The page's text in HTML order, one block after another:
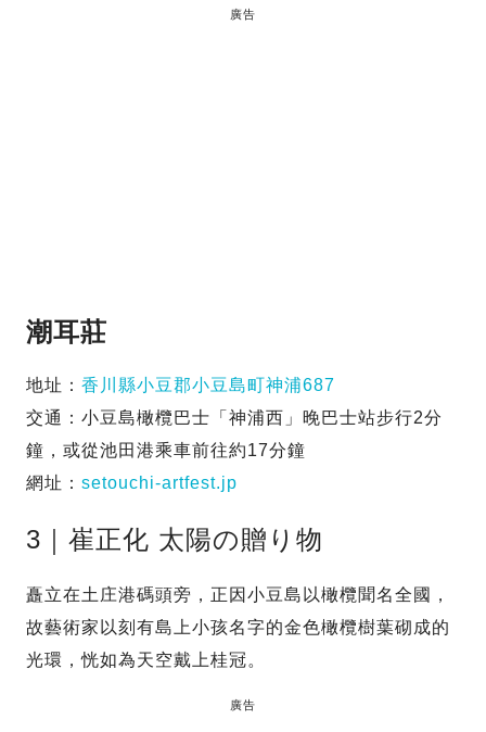
廣告
潮耳莊
地址： 香川縣小豆郡小豆島町神浦687
交通：小豆島橄欖巴士「神浦西」晚巴士站步行2分
鐘，或從池田港乘車前往約17分鐘
網址： setouchi-artfest.jp
3｜崔正化 太陽の贈り物
矗立在土庄港碼頭旁，正因小豆島以橄欖聞名全國，
故藝術家以刻有島上小孩名字的金色橄欖樹葉砌成的
光環，恍如為天空戴上桂冠。
廣告